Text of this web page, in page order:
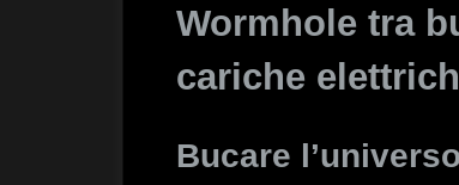
Wormhole tra
cariche
Bucare